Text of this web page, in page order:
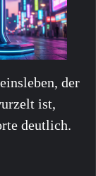
der
ist,
deutlich.